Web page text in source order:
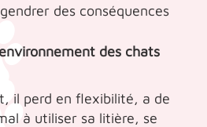
des conséquences
des chats
il perd en flexibilité, a de
à utiliser sa litière, se